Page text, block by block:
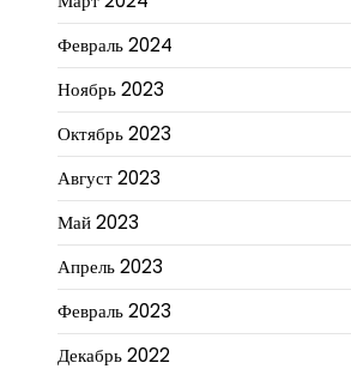
Февраль 2024
Ноябрь 2023
Октябрь 2023
Август 2023
Май 2023
Апрель 2023
Февраль 2023
Декабрь 2022